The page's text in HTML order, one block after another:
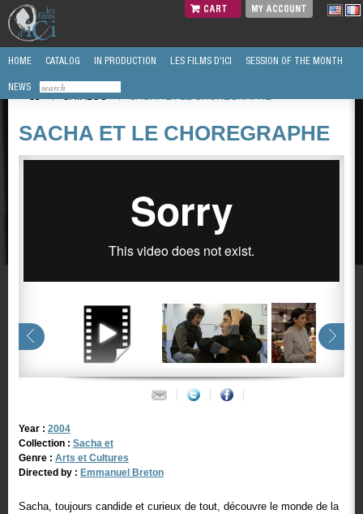
CART MY ACCOUNT
HOME CATALOG IN PRODUCTION LES FILMS D'ICI SESSION OF THE MONTH
NEWS
/
CATALOG / SACHA ET LE CHOREGRAPHE
SACHA ET LE CHOREGRAPHE
Year : 2004
Collection : Sacha et
Genre : Arts et Cultures
Directed by : Emmanuel Breton
Sacha, toujours candide et curieux de tout, découvre le monde de la